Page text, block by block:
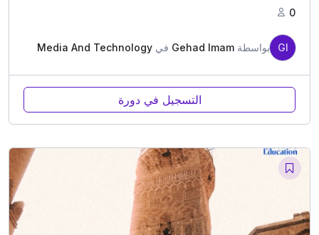
0
GI بواسطة Gehad Imam في Media And Technology
التسجيل في دورة